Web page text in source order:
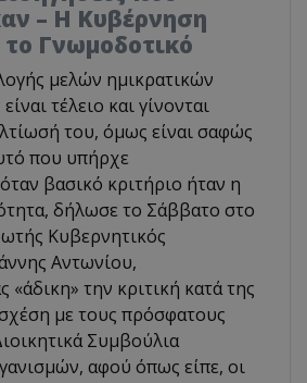
– Η Κυβέρνηση
Γνωμοδοτικό
μελών ημικρατικών
τέλειο και γίνονται
του, όμως είναι σαφώς
που υπήρχε
βασικό κριτήριο ήταν η
δήλωσε το Σάββατο στο
Κυβερνητικός
Αντωνίου,
«άδικη» την κριτική κατά της
με τους πρόσφατους
Συμβούλια
αφού όπως είπε, οι